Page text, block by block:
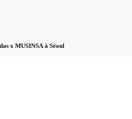
x MUSINSA à Séoul